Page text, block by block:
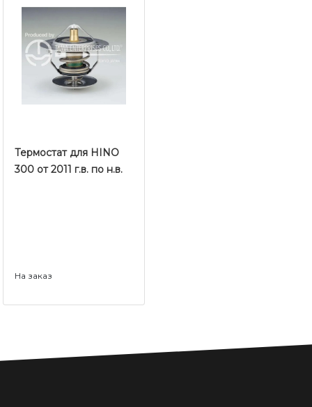
Термостат для HINO
300 от 2011 г.в. по н.в.
На заказ